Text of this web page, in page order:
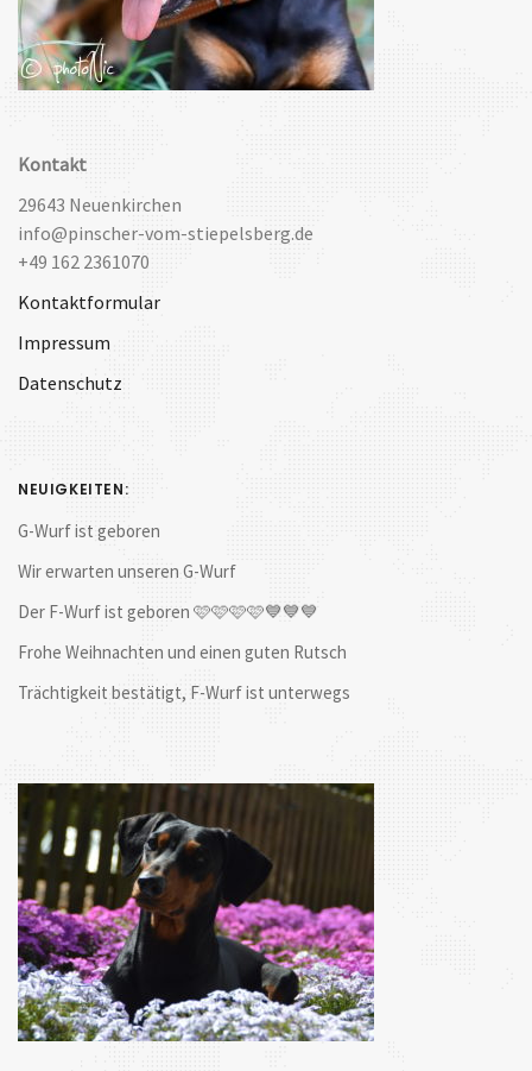
Kontakt
29643 Neuenkirchen
info@pinscher-vom-stiepelsberg.de
+49 162 2361070
Kontaktformular
Impressum
Datenschutz
NEUIGKEITEN:
G-Wurf ist geboren
Wir erwarten unseren G-Wurf
Der F-Wurf ist geboren 🩷🩷🩷🩷💙💙💙
Frohe Weihnachten und einen guten Rutsch
Trächtigkeit bestätigt, F-Wurf ist unterwegs